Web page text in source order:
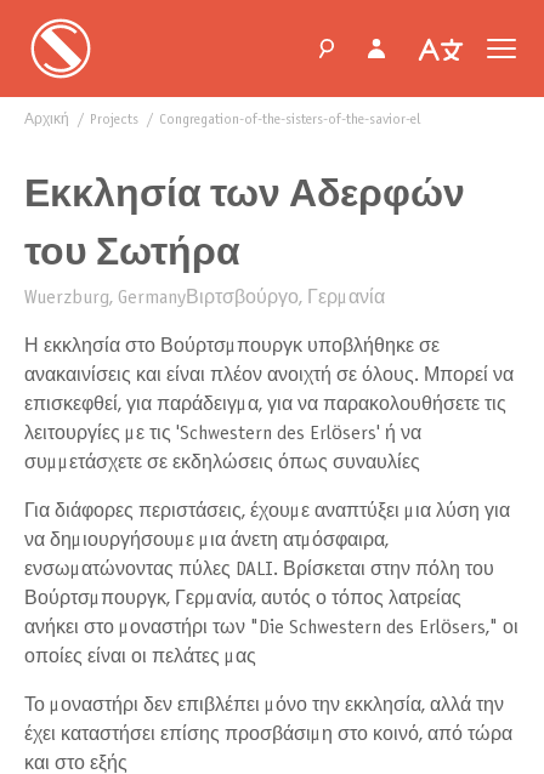
Αρχική projects congregation-of-the-sisters-of-the-savior-el
Εκκλησία των Αδερφών
του Σωτήρα
Wuerzburg, GermanyΒιρτσβούργο, Γερμανία
Η εκκλησία στο Βούρτσμπουργκ υποβλήθηκε σε
ανακαινίσεις και είναι πλέον ανοιχτή σε όλους. Μπορεί να
επισκεφθεί, για παράδειγμα, για να παρακολουθήσετε τις
λειτουργίες με τις 'Schwestern des Erlösers' ή να
συμμετάσχετε σε εκδηλώσεις όπως συναυλίες
Για διάφορες περιστάσεις, έχουμε αναπτύξει μια λύση για
να δημιουργήσουμε μια άνετη ατμόσφαιρα,
ενσωματώνοντας πύλες DALI. Βρίσκεται στην πόλη του
Βούρτσμπουργκ, Γερμανία, αυτός ο τόπος λατρείας
ανήκει στο μοναστήρι των "Die Schwestern des Erlösers," οι
οποίες είναι οι πελάτες μας
Το μοναστήρι δεν επιβλέπει μόνο την εκκλησία, αλλά την
έχει καταστήσει επίσης προσβάσιμη στο κοινό, από τώρα
και στο εξής